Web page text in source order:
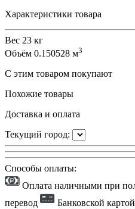
Характеристики товара
Вес 23 кг
Объём 0.150528 м3
С этим товаром покупают
Похожие товары
Доставка и оплата
Текущий город:
Способы оплаты:
Оплата наличными при
перевод
Банковской картой